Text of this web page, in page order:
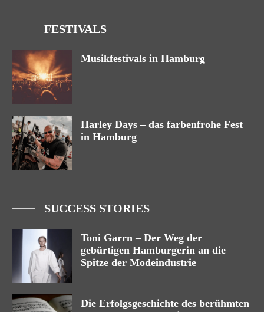
FESTIVALS
Musikfestivals in Hamburg
Harley Days – das farbenfrohe Fest
in Hamburg
SUCCESS STORIES
Toni Garrn – Der Weg der
gebürtigen Hamburgerin an die
Spitze der Modeindustrie
Die Erfolgsgeschichte des berühmten